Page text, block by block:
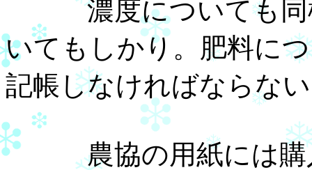
濃度についても同様
いてもしかり。肥料に
記帳しなければならな
農協の用紙には購入